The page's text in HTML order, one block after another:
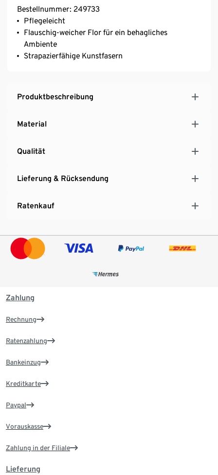
Bestellnummer: 249733
Pflegeleicht
Flauschig-weicher Flor für ein behagliches
Ambiente
Strapazierfähige Kunstfasern
Produktbeschreibung
Material
Qualität
Lieferung & Rücksendung
Ratenkauf
Zahlung
Rechnung
Ratenzahlung
Bankeinzug
Kreditkarte
Paypal
Vorauskasse
Zahlung in der Filiale
Lieferung